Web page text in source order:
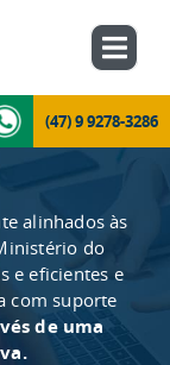
(47) 9 9278-3286
alinhados às
do
e eficientes e
com suporte
de uma